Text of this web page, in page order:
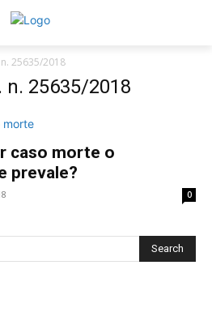
25635/2018
n. 25635/2018
caso morte o
prevale?
0